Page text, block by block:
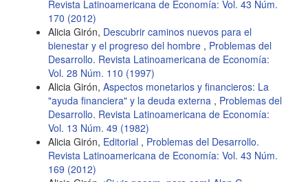
Revista Latinoamericana de Economía: Vol. 43 Núm.
170 (2012)
Alicia Girón, Descubrir caminos nuevos para el
bienestar y el progreso del hombre , Problemas del
Desarrollo. Revista Latinoamericana de Economía:
Vol. 28 Núm. 110 (1997)
Alicia Girón, Aspectos monetarios y financieros: La
"ayuda financiera" y la deuda externa , Problemas del
Desarrollo. Revista Latinoamericana de Economía:
Vol. 13 Núm. 49 (1982)
Alicia Girón, Editorial , Problemas del Desarrollo.
Revista Latinoamericana de Economía: Vol. 43 Núm.
169 (2012)